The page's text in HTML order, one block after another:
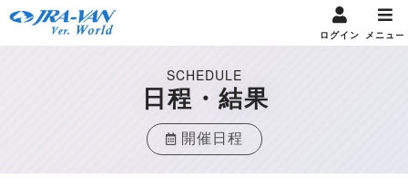
ログイン メニュー
SCHEDULE
日程・結果
開催日程